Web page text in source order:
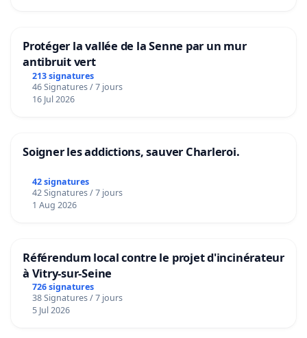
Protéger la vallée de la Senne par un mur
antibruit vert
213 signatures
46 Signatures / 7 jours
16 Jul 2026
Soigner les addictions, sauver Charleroi.
42 signatures
42 Signatures / 7 jours
1 Aug 2026
Référendum local contre le projet d'incinérateur
à Vitry-sur-Seine
726 signatures
38 Signatures / 7 jours
5 Jul 2026